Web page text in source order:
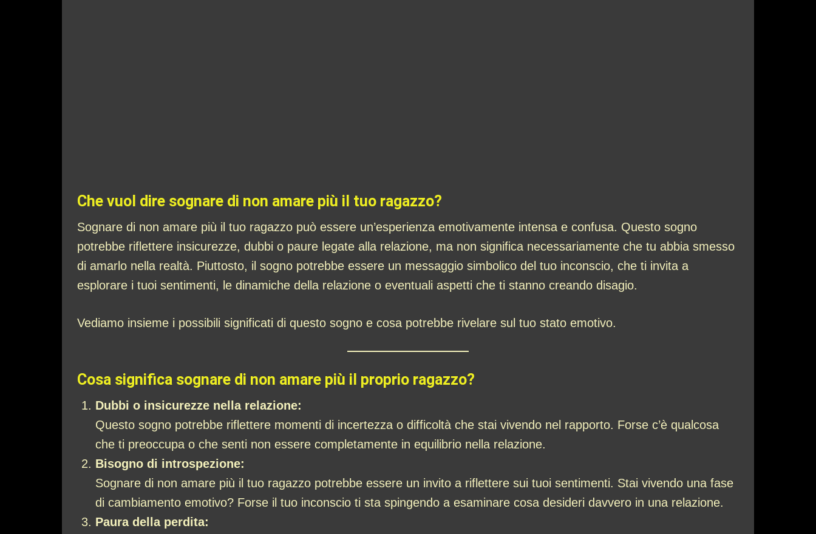
Che vuol dire sognare di non amare più il tuo ragazzo?
Sognare di non amare più il tuo ragazzo può essere un’esperienza emotivamente intensa e confusa. Questo sogno
potrebbe riflettere insicurezze, dubbi o paure legate alla relazione, ma non significa necessariamente che tu abbia smesso
di amarlo nella realtà. Piuttosto, il sogno potrebbe essere un messaggio simbolico del tuo inconscio, che ti invita a
esplorare i tuoi sentimenti, le dinamiche della relazione o eventuali aspetti che ti stanno creando disagio.
Vediamo insieme i possibili significati di questo sogno e cosa potrebbe rivelare sul tuo stato emotivo.
Cosa significa sognare di non amare più il proprio ragazzo?
Dubbi o insicurezze nella relazione:
Questo sogno potrebbe riflettere momenti di incertezza o difficoltà che stai vivendo nel rapporto. Forse c’è qualcosa
che ti preoccupa o che senti non essere completamente in equilibrio nella relazione.
Bisogno di introspezione:
Sognare di non amare più il tuo ragazzo potrebbe essere un invito a riflettere sui tuoi sentimenti. Stai vivendo una fase
di cambiamento emotivo? Forse il tuo inconscio ti sta spingendo a esaminare cosa desideri davvero in una relazione.
Paura della perdita: